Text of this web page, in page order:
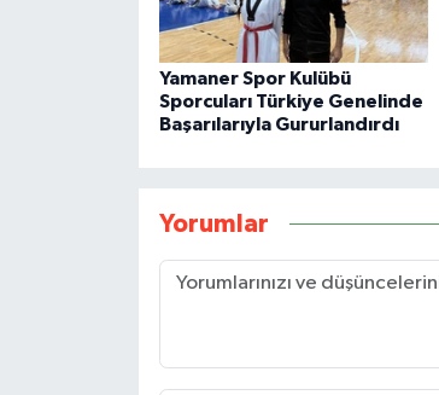
Yamaner Spor Kulübü
Sporcuları Türkiye Genelinde
Başarılarıyla Gururlandırdı
Yorumlar